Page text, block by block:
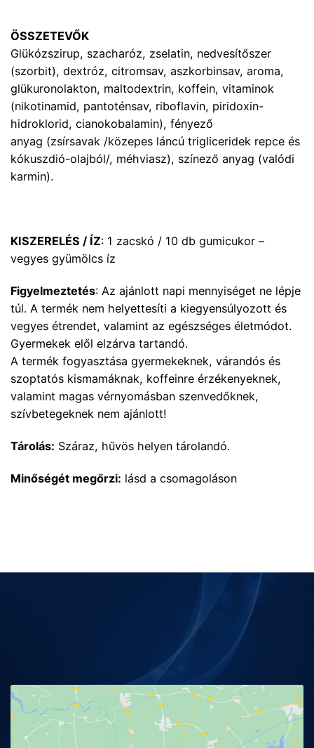
ÖSSZETEVŐK
Glükózszirup, szacharóz, zselatin, nedvesítőszer
(szorbit), dextróz, citromsav, aszkorbinsav, aroma,
glükuronolakton, maltodextrin, koffein, vitaminok
(nikotinamid, pantoténsav, riboflavin, piridoxin-
hidroklorid, cianokobalamin), fényező
anyag (zsírsavak /közepes láncú trigliceridek repce és
kókuszdió-olajból/, méhviasz), színező anyag (valódi
karmin).
KISZERELÉS / ÍZ: 1 zacskó / 10 db gumicukor –
vegyes gyümölcs íz
Figyelmeztetés: Az ajánlott napi mennyiséget ne lépje
túl. A termék nem helyettesíti a kiegyensúlyozott és
vegyes étrendet, valamint az egészséges életmódot.
Gyermekek elől elzárva tartandó.
A termék fogyasztása gyermekeknek, várandós és
szoptatós kismamáknak, koffeinre érzékenyeknek,
valamint magas vérnyomásban szenvedőknek,
szívbetegeknek nem ajánlott!
Tárolás: Száraz, hűvös helyen tárolandó.
Minőségét megőrzi: lásd a csomagoláson